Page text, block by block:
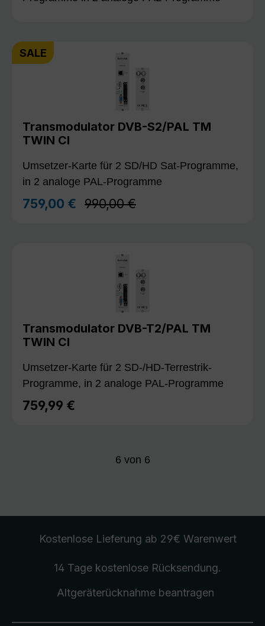
SALE
Transmodulator DVB-S2/PAL TM
TWIN CI
Umsetzer-Karte für 2 SD/HD Sat-Programme,
in 2 analoge PAL-Programme
Verkaufspreis:
759,00 € Regulärer Preis:
990,00 €
Transmodulator DVB-T2/PAL TM
TWIN CI
Umsetzer-Karte für 2 SD-/HD-Terrestrik-
Programme, in 2 analoge PAL-Programme
Regulärer Preis:
759,99 €
6 von 6
Kostenlose Lieferung ab 29€ Warenwert
14 Tage kostenlose Rücksendung.
Altgeräterücknahmebeantragen